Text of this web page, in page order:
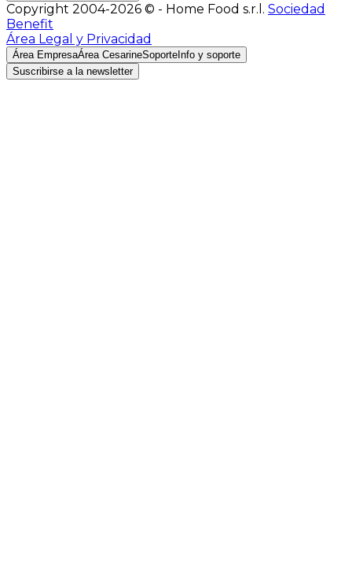
Copyright 2004-2026 © - Home Food s.r.l. Sociedad
Benefit
Área Legal y Privacidad
Área EmpresaÁrea CesarineSoporte Info y soporte
Suscribirse a la newsletter